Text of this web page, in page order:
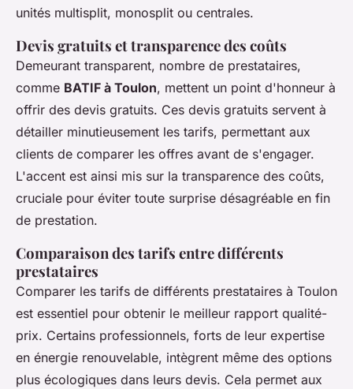
unités multisplit, monosplit ou centrales.
Devis gratuits et transparence des coûts
Demeurant transparent, nombre de prestataires,
comme BATIF à Toulon, mettent un point d'honneur à
offrir des devis gratuits. Ces devis gratuits servent à
détailler minutieusement les tarifs, permettant aux
clients de comparer les offres avant de s'engager.
L'accent est ainsi mis sur la transparence des coûts,
cruciale pour éviter toute surprise désagréable en fin
de prestation.
Comparaison des tarifs entre différents
prestataires
Comparer les tarifs de différents prestataires à Toulon
est essentiel pour obtenir le meilleur rapport qualité-
prix. Certains professionnels, forts de leur expertise
en énergie renouvelable, intègrent même des options
plus écologiques dans leurs devis. Cela permet aux